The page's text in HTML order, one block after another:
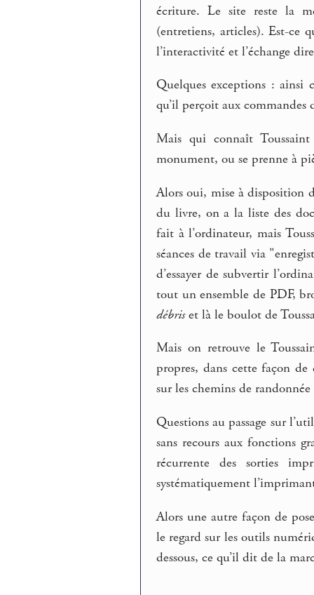
écriture. Le site reste la
(entretiens, articles). Est-ce
l’interactivité et l’échange
Quelques exceptions : ainsi
qu’il perçoit aux
Mais qui connaît
monument, ou se prenne à
Alors oui, mise à disposition
du livre, on a la liste des
fait à l’ordinateur, mais
séances de travail via
d’essayer de subvertir
tout un ensemble de PDF,
débriset là le boulot de
Mais on retrouve le
propres, dans cette façon
sur les chemins de
Questions au passage sur
sans recours aux fonctions
récurrente des sorties
systématiquement
Alors une autre façon de
le regard sur les outils
dessous, ce qu’il dit de la